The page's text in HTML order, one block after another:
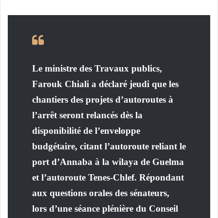
Le ministre des Travaux publics,
Farouk Chiali a déclaré jeudi que les
chantiers des projets d’autoroutes à
l’arrêt seront relancés dès la
disponibilité de l’enveloppe
budgétaire, citant l’autoroute reliant le
port d’Annaba à la wilaya de Guelma
et l’autoroute Tenes-Chlef. Répondant
aux questions orales des sénateurs,
lors d’une séance plénière du Conseil